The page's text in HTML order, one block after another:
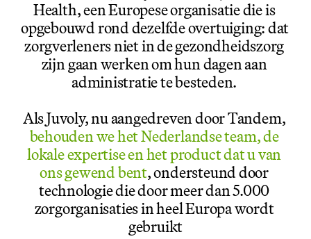
Health, een Europese organisatie die is
opgebouwd rond dezelfde overtuiging: dat
zorgverleners niet in de gezondheidszorg
zijn gaan werken om hun dagen aan
administratie te besteden.
behouden we het Nederlandse team, de
lokale expertise en het product dat u van
ons gewend bent, ondersteund door
technologie die door meer dan 5.000
zorgorganisaties in heel Europa wordt
gebruikt